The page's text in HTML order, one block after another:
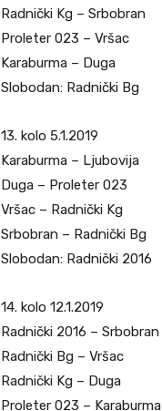
Radnički Kg – Srbobran
Proleter 023 – Vršac
Karaburma – Duga
Slobodan: Radnički Bg
13. kolo 5.1.2019
Karaburma – Ljubovija
Duga – Proleter 023
Vršac – Radnički Kg
Srbobran – Radnički Bg
Slobodan: Radnički 2016
14. kolo 12.1.2019
Radnički 2016 – Srbobran
Radnički Bg – Vršac
Radnički Kg – Duga
Proleter 023 – Karaburma